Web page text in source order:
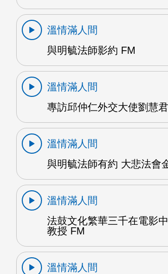
溫情滿人間
與明毓法師影約 FM
溫情滿人間
專訪邱仲仁外交大使劉慧
溫情滿人間
與明毓法師有約 大悲法會
溫情滿人間
法鼓文化繁華三千在電影
教授 FM
溫情滿人間